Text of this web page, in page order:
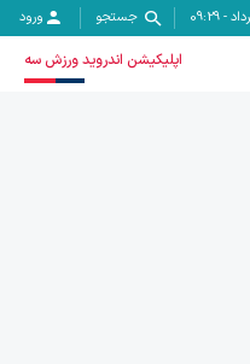
-
09:29 جستجو ورود
اپلیکیشن اندروید ورزش سه